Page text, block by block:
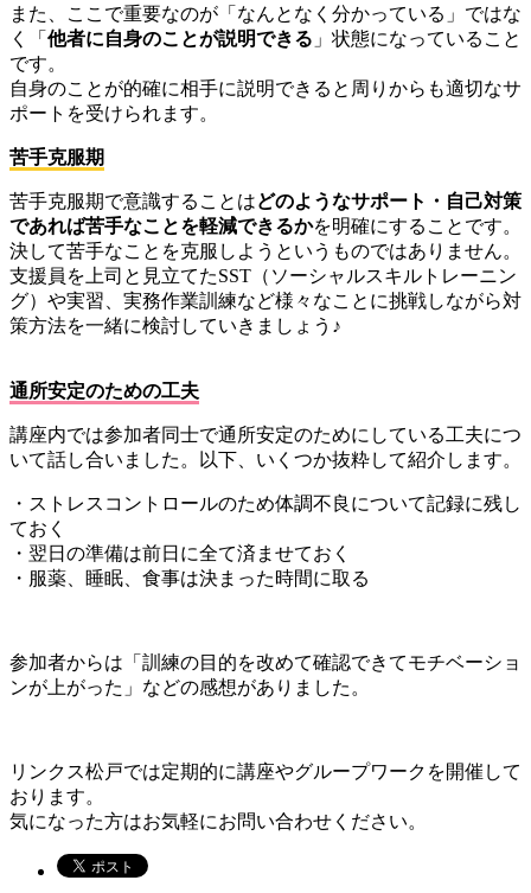
また、ここで重要なのが「なんとなく分かっている」ではな
く「 他者に自身のことが説明できる 」状態になっていること
です。
自身のことが的確に相手に説明できると周りからも適切なサ
ポートを受けられます。
苦手克服期
苦手克服期で意識することはどのようなサポート・自己対策
であれば苦手なことを軽減できるかを明確にすることです。
決して苦手なことを克服しようというものではありません。
支援員を上司と見立てたSST（ソーシャルスキルトレーニン
グ）や実習、実務作業訓練など様々なことに挑戦しながら対
策方法を一緒に検討していきましょう♪
通所安定のための工夫
講座内では参加者同士で通所安定のためにしている工夫につ
いて話し合いました。以下、いくつか抜粋して紹介します。
・ストレスコントロールのため体調不良について記録に残し
ておく
・翌日の準備は前日に全て済ませておく
・服薬、睡眠、食事は決まった時間に取る
参加者からは「訓練の目的を改めて確認できてモチベーショ
ンが上がった」などの感想がありました。
リンクス松戸では定期的に講座やグループワークを開催して
おります。
気になった方はお気軽にお問い合わせください。